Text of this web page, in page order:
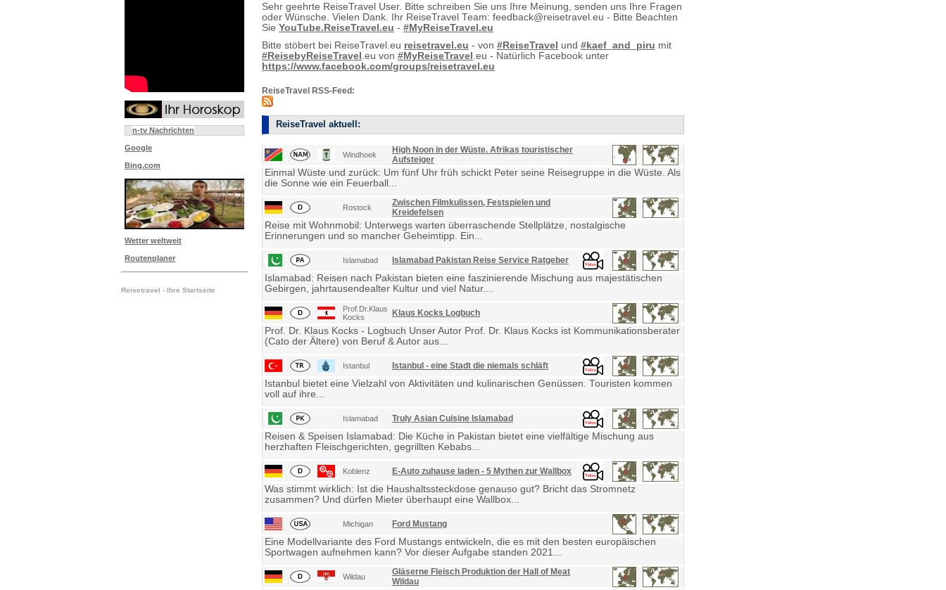
Sehr geehrte ReiseTravel User. Bitte schreiben Sie uns Ihre Meinung, senden uns Ihre Fragen
oder Wünsche. Vielen Dank. Ihr ReiseTravel Team: feedback@reisetravel.eu - Bitte Beachten
Sie YouTube.ReiseTravel.eu - #MyReiseTravel.eu
Bitte stöbert bei ReiseTravel.eu reisetravel.eu - von #ReiseTravel und #kaef_and_piru mit
#ReisebyReiseTravel .eu von #MyReiseTravel .eu - Natürlich Facebook unter
https://www.facebook.com/groups/reisetravel.eu
ReiseTravel RSS-Feed:
ReiseTravel aktuell:
Windhoek
High Noon in der Wüste. Afrikas touristischer
Aufsteiger
Einmal Wüste und zurück: Um fünf Uhr früh schickt Peter seine Reisegruppe in die Wüste. Als
die Sonne wie ein Feuerball...
Rostock
Zwischen Filmkulissen, Festspielen und
Kreidefelsen
Reise mit Wohnmobil: Unterwegs warten überraschende Stellplätze, nostalgische
Erinnerungen und so mancher Geheimtipp. Ein...
Islamabad Islamabad Pakistan Reise Service Ratgeber
Islamabad: Reisen nach Pakistan bieten eine faszinierende Mischung aus majestätischen
Gebirgen, jahrtausendealter Kultur und viel Natur....
Prof.Dr.Klaus
Kocks
Klaus Kocks Logbuch
Prof. Dr. Klaus Kocks - Logbuch Unser Autor Prof. Dr. Klaus Kocks ist Kommunikationsberater
(Cato der Ältere) von Beruf & Autor aus...
Istanbul Istanbul - eine Stadt die niemals schläft
Istanbul bietet eine Vielzahl von Aktivitäten und kulinarischen Genüssen. Touristen kommen
voll auf ihre...
Islamabad Truly Asian Cuisine Islamabad
Reisen & Speisen Islamabad: Die Küche in Pakistan bietet eine vielfältige Mischung aus
herzhaften Fleischgerichten, gegrillten Kebabs...
Koblenz E-Auto zuhause laden - 5 Mythen zur Wallbox
Was stimmt wirklich: Ist die Haushaltssteckdose genauso gut? Bricht das Stromnetz
zusammen? Und dürfen Mieter überhaupt eine Wallbox...
Michigan Ford Mustang
Eine Modellvariante des Ford Mustangs entwickeln, die es mit den besten europäischen
Sportwagen aufnehmen kann? Vor dieser Aufgabe standen 2021...
Wildau
Gläserne Fleisch Produktion der Hall of Meat
Wildau
n-tv Nachrichten
Google
Bing.com
Wetter weltweit
Routenplaner
Reisetravel - Ihre Startseite